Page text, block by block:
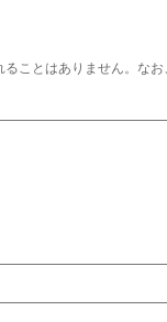
ことはありません。なお